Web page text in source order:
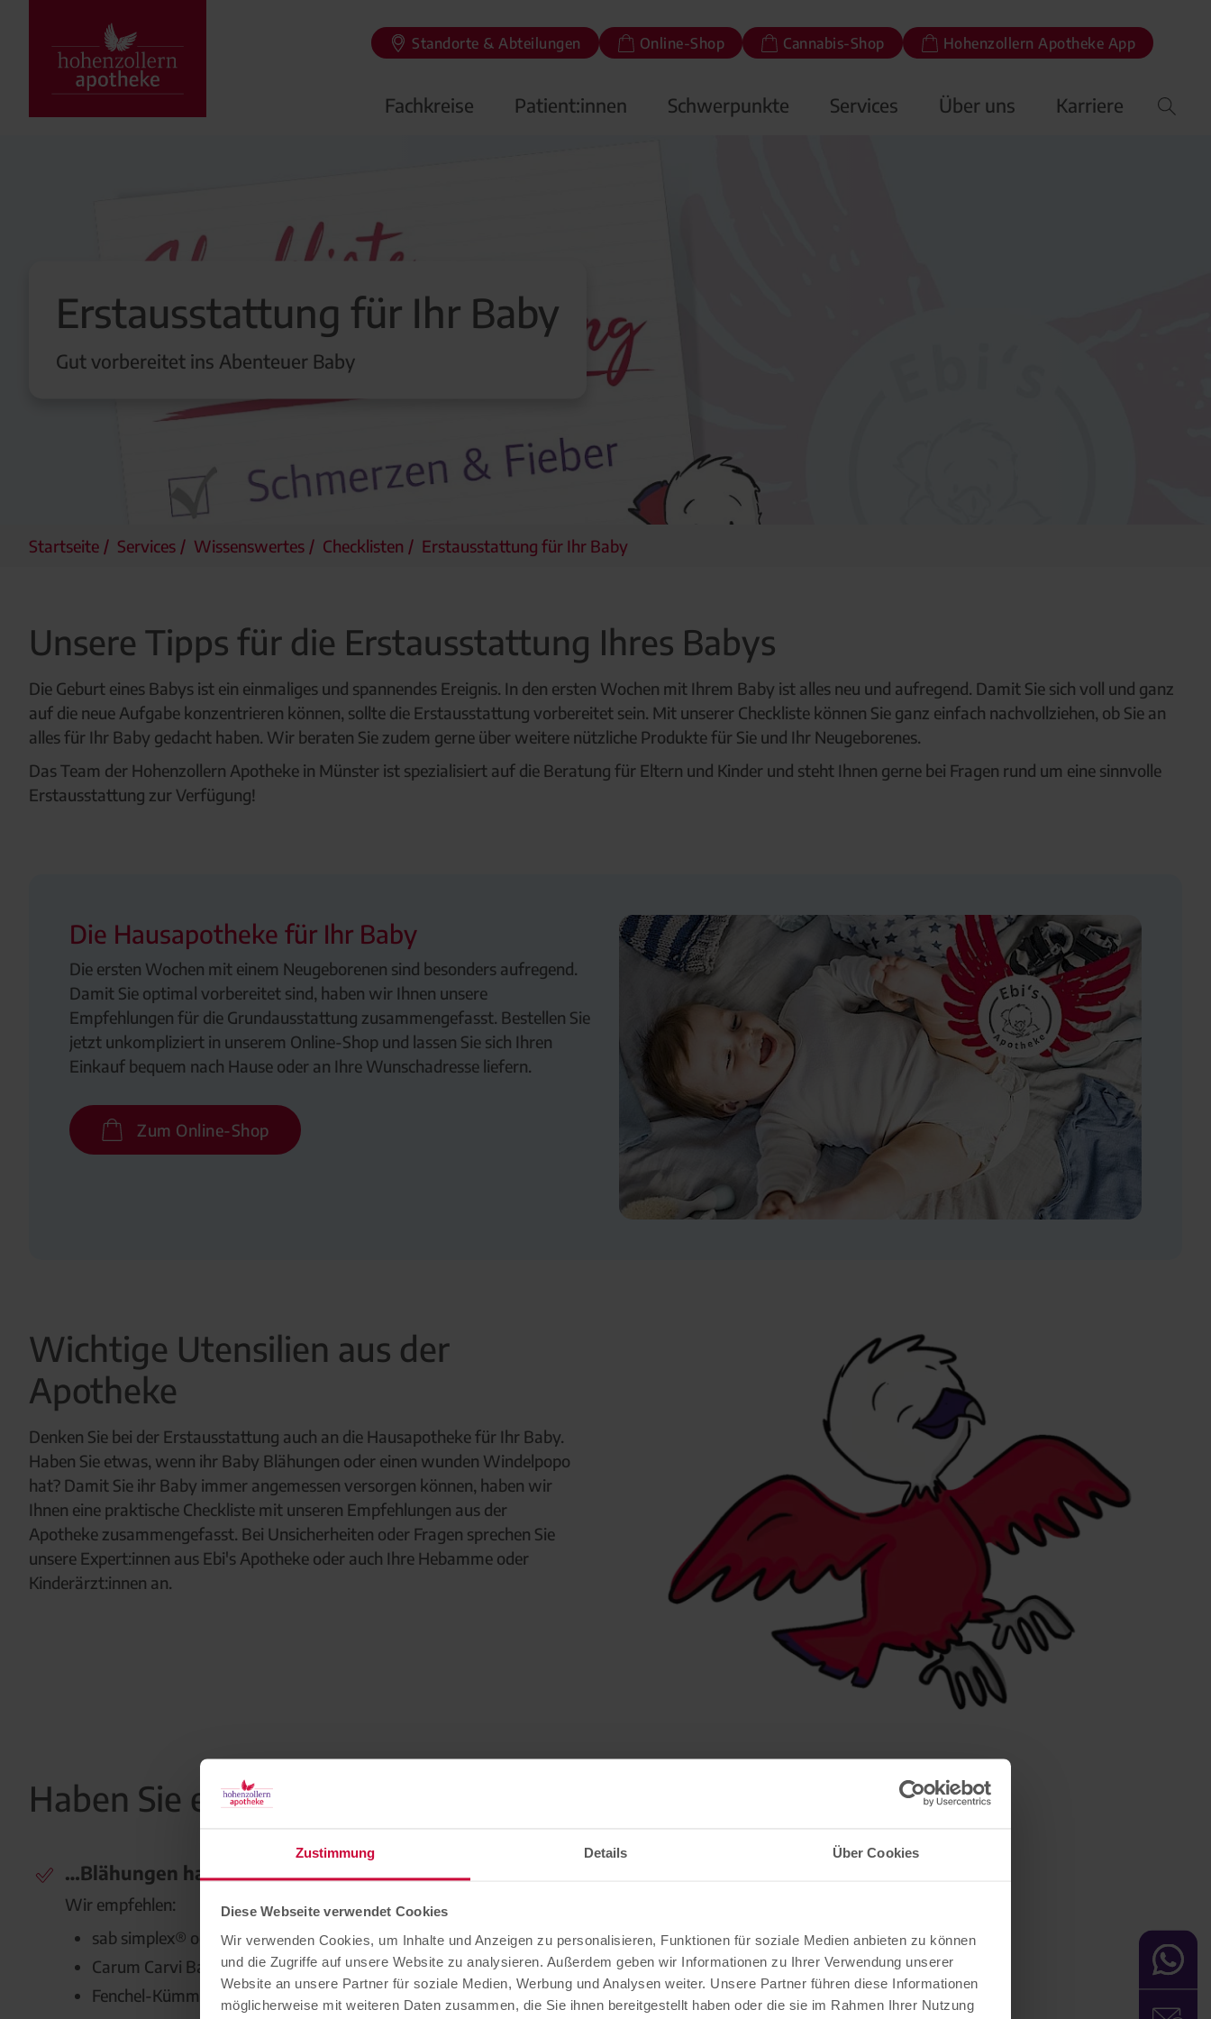
Zustimmung Details Über Cookies
Diese Webseite verwendet Cookies
Wir verwenden Cookies, um Inhalte und Anzeigen zu personalisieren, Funktionen für soziale Medien anbieten zu können
und die Zugriffe auf unsere Website zu analysieren. Außerdem geben wir Informationen zu Ihrer Verwendung unserer
Website an unsere Partner für soziale Medien, Werbung und Analysen weiter. Unsere Partner führen diese Informationen
möglicherweise mit weiteren Daten zusammen, die Sie ihnen bereitgestellt haben oder die sie im Rahmen Ihrer Nutzung
Standorte & Abteilungen Online-Shop Cannabis-Shop Hohenzollern Apotheke App
Fachkreise Patient:innen Schwerpunkte Services Über uns Karriere
Erstausstattung für Ihr Baby
Gut vorbereitet ins Abenteuer Baby
Startseite Services Wissenswertes Checklisten Erstausstattung für Ihr Baby
Unsere Tipps für die Erstausstattung Ihres Babys
Die Geburt eines Babys ist ein einmaliges und spannendes Ereignis. In den ersten Wochen mit Ihrem Baby ist alles neu und aufregend. Damit Sie sich voll und ganz
auf die neue Aufgabe konzentrieren können, sollte die Erstausstattung vorbereitet sein. Mit unserer Checkliste können Sie ganz einfach nachvollziehen, ob Sie an
alles für Ihr Baby gedacht haben. Wir beraten Sie zudem gerne über weitere nützliche Produkte für Sie und Ihr Neugeborenes.
Das Team der Hohenzollern Apotheke in Münster ist spezialisiert auf die Beratung für Eltern und Kinder und steht Ihnen gerne bei Fragen rund um eine sinnvolle
Erstausstattung zur Verfügung!
Die Hausapotheke für Ihr Baby
Die ersten Wochen mit einem Neugeborenen sind besonders aufregend.
Damit Sie optimal vorbereitet sind, haben wir Ihnen unsere
Empfehlungen für die Grundausstattung zusammengefasst. Bestellen Sie
jetzt unkompliziert in unserem Online-Shop und lassen Sie sich Ihren
Einkauf bequem nach Hause oder an Ihre Wunschadresse liefern.
Zum Online-Shop
Wichtige Utensilien aus der
Apotheke
Denken Sie bei der Erstausstattung auch an die Hausapotheke für Ihr Baby.
Haben Sie etwas, wenn ihr Baby Blähungen oder einen wunden Windelpopo
hat? Damit Sie ihr Baby immer angemessen versorgen können, haben wir
Ihnen eine praktische Checkliste mit unseren Empfehlungen aus der
Apotheke zusammengefasst. Bei Unsicherheiten oder Fragen sprechen Sie
unsere Expert:innen aus Ebi's Apotheke oder auch Ihre Hebamme oder
Kinderärzt:innen an.
Haben Sie etwas, wenn Ihr Baby…
…Blähungen hat?
Wir empfehlen:
sab simplex® oderLefax® Pump-Liquid
Carum Carvi Baby-Kümmelzäpfchen
Fenchel-Kümmel-Öl von der Bahnhof-Apotheke